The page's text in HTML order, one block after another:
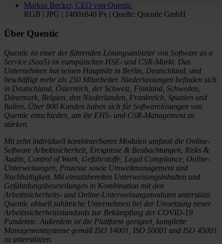
Markus Becker, CEO von Quentic
RGB | JPG | 1400x840 Px | Quelle: Quentic GmbH
Über Quentic
Quentic ist einer der führenden Lösungsanbieter von Software as a
Service (SaaS) im europäischen HSE- und CSR-Markt. Das
Unternehmen hat seinen Hauptsitz in Berlin, Deutschland, und
beschäftigt mehr als 250 Mitarbeiter. Niederlassungen befinden sich
in Deutschland, Österreich, der Schweiz, Finnland, Schweden,
Dänemark, Belgien, den Niederlanden, Frankreich, Spanien und
Italien. Über 800 Kunden haben sich für Softwarelösungen von
Quentic entschieden, um ihr EHS- und CSR-Management zu
stärken.
Mit zehn individuell kombinierbaren Modulen umfasst die Online-
Software Arbeitssicherheit, Ereignisse & Beobachtungen, Risks &
Audits, Control of Work, Gefahrstoffe, Legal Compliance, Online-
Unterweisungen, Prozesse sowie Umweltmanagement und
Nachhaltigkeit. Mit einsatzbereiten Unterweisungsinhalten und
Gefährdungsbeurteilungen in Kombination mit den
Arbeitssicherheits- und Online-Unterweisungsmodulen unterstützt
Quentic aktuell zahlreiche Unternehmen bei der Umsetzung neuer
Arbeitssicherheitsstandards zur Bekämpfung der COVID-19
Pandemie. Außerdem ist die Plattform geeignet, komplette
Managementsysteme gemäß ISO 14001, ISO 50001 und ISO 45001
zu unterstützen.